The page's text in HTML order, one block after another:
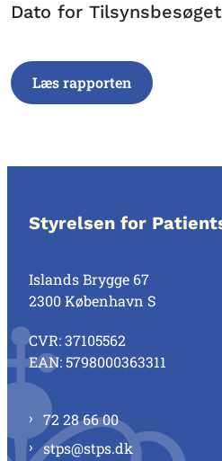
Dato for
Læs rapporten
Styrelsen for
Islands Brygge 67
2300 København S
CVR: 37105562
EAN: 5798000363311
72 28 66 00
stps@stps.dk